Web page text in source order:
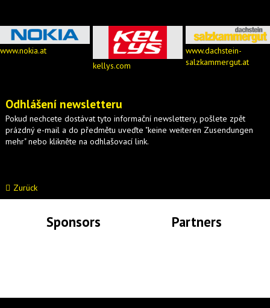
www.nokia.at
kellys.com
www.dachstein-
salzkammergut.at
Odhlášení newsletteru
Pokud nechcete dostávat tyto informační newslettery, pošlete zpět
prázdný e-mail a do předmětu uveďte "keine weiteren Zusendungen
mehr" nebo klikněte na odhlašovací link.
Zurück
Sponsors Partners